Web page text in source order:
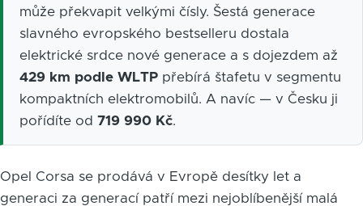
může překvapit velkými čísly. Šestá generace
slavného evropského bestselleru dostala
elektrické srdce nové generace a s dojezdem až
429 km podle WLTP přebírá štafetu v segmentu
kompaktních elektromobilů. A navíc — v Česku ji
pořídíte od 719 990 Kč.
Opel Corsa se prodává v Evropě desítky let a
generaci za generací patří mezi nejoblíbenější malá